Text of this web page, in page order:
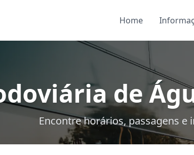
Home
de
Encontre horários, passagens e